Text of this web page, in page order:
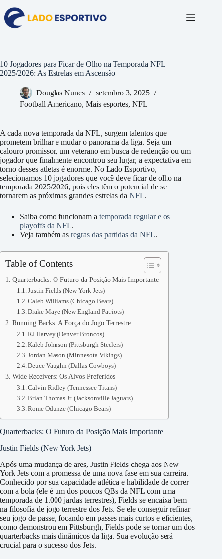
para
conteúdo
10 Jogadores para Ficar de Olho na Temporada NFL
2025/2026: As Estrelas em Ascensão
Douglas Nunes
setembro 3, 2025
Football Americano, Mais esportes, NFL
A cada nova temporada da NFL, surgem talentos que
prometem brilhar e mudar o panorama da liga. Seja um
calouro promissor, um veterano em busca de redenção ou um
jogador que finalmente encontrou seu lugar, a expectativa em
torno desses atletas é enorme. No Lado Esportivo,
selecionamos 10 jogadores que você deve ficar de olho na
temporada 2025/2026, pois eles têm o potencial de se
tornarem as próximas grandes estrelas da NFL.
Saiba como funcionam a temporada regular e os
playoffs da NFL.
Veja também as regras das partidas da NFL.
Table of Contents
Quarterbacks: O Futuro da Posição Mais Importante
Justin Fields (New York Jets)
Caleb Williams (Chicago Bears)
Drake Maye (New England Patriots)
Running Backs: A Força do Jogo Terrestre
RJ Harvey (Denver Broncos)
Kaleb Johnson (Pittsburgh Steelers)
Jordan Mason (Minnesota Vikings)
Deuce Vaughn (Dallas Cowboys)
Wide Receivers: Os Alvos Preferidos
Calvin Ridley (Tennessee Titans)
Brian Thomas Jr. (Jacksonville Jaguars)
Rome Odunze (Chicago Bears)
Quarterbacks: O Futuro da Posição Mais Importante
Justin Fields (New York Jets)
Após uma mudança de ares, Justin Fields chega aos New
York Jets com a promessa de uma nova fase em sua carreira.
Conhecido por sua capacidade atlética e habilidade de correr
com a bola (ele é um dos poucos QBs da NFL com uma
temporada de 1.000 jardas terrestres), Fields se encaixa bem
na filosofia de jogo terrestre dos Jets. Se ele conseguir refinar
seu jogo de passe, focando em passes mais curtos e eficientes,
como demonstrou em Pittsburgh, Fields pode se tornar um dos
quarterbacks mais dinâmicos da liga. Sua evolução será
crucial para o sucesso dos Jets.